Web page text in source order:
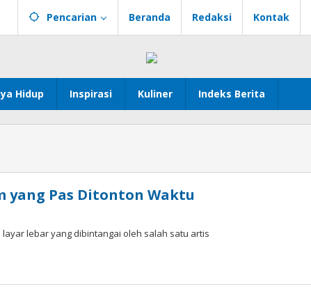
Pencarian Beranda Redaksi Kontak
Hidup Inspirasi Kuliner Indeks Berita
yang Pas Ditonton Waktu
layar lebar yang dibintangai oleh salah satu artis